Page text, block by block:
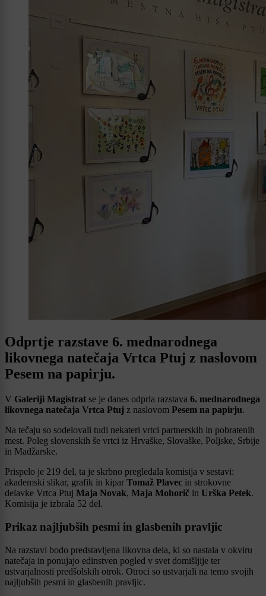
Odprtje razstave 6. mednarodnega
likovnega natečaja Vrtca Ptuj z naslovom
Pesem na papirju.
V Galeriji Magistrat se je danes odprla razstava 6. mednarodnega
likovnega natečaja Vrtca Ptuj z naslovom Pesem na papirju.
Na tečaju so sodelovali tudi nekateri vrtci partnerskih in pobratenih
mest. Poleg slovenskih še vrtci iz Hrvaške, Slovaške, Poljske, Srbije
in Madžarske.
Prispelo je 219 del, ta je skrbno pregledala komisija v sestavi:
akademski slikar, grafik in kipar Tomaž Plavec in strokovne
delavke Vrtca Ptuj Maja Novak, Maja Mohorič in Urška Petek.
Komisija je izbrala 52 del.
Prikaz najljubših pesmi in glasbenih pravljic
Na razstavi bodo predstavljena likovna dela, ki so nastala v okviru
natečaja in ponujajo edinstven pogled v svet domišljije ter
ustvarjalnosti predšolskih otrok. Otroci so ustvarjali na temo svojih
najljubših pesmi in glasbenih pravljic.